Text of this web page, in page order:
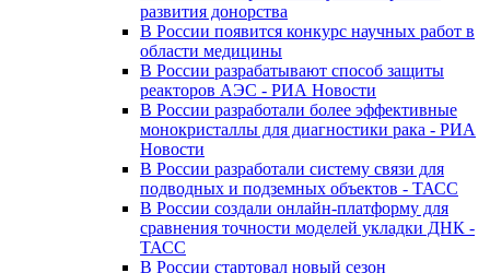
развития донорства
В России появится конкурс научных работ в
области медицины
В России разрабатывают способ защиты
реакторов АЭС - РИА Новости
В России разработали более эффективные
монокристаллы для диагностики рака - РИА
Новости
В России разработали систему связи для
подводных и подземных объектов - ТАСС
В России создали онлайн-платформу для
сравнения точности моделей укладки ДНК -
ТАСС
В России стартовал новый сезон